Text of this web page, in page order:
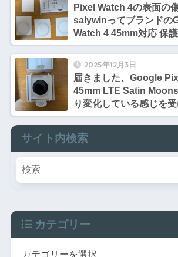
Pixel Watch 4の表面の
salywinってブランドの
Watch 4 45mm対応 保
てみました
2025年12月3日
届きました、Google
45mm LTE Satin
り変化している感じを
面がかなり大きくなっ
サイト内検索
カテゴリー